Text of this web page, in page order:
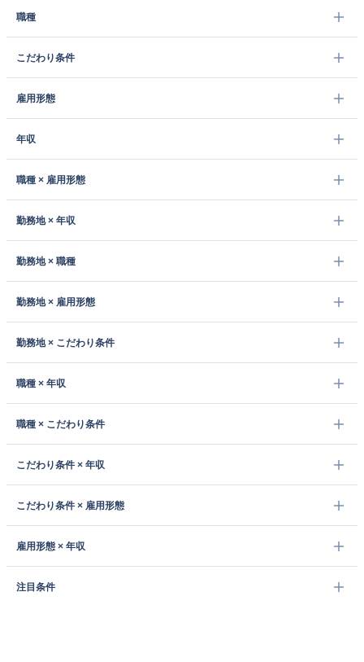
職種
こだわり条件
雇用形態
年収
職種 × 雇用形態
勤務地 × 年収
勤務地 × 職種
勤務地 × 雇用形態
勤務地 × こだわり条件
職種 × 年収
職種 × こだわり条件
こだわり条件 × 年収
こだわり条件 × 雇用形態
雇用形態 × 年収
注目条件